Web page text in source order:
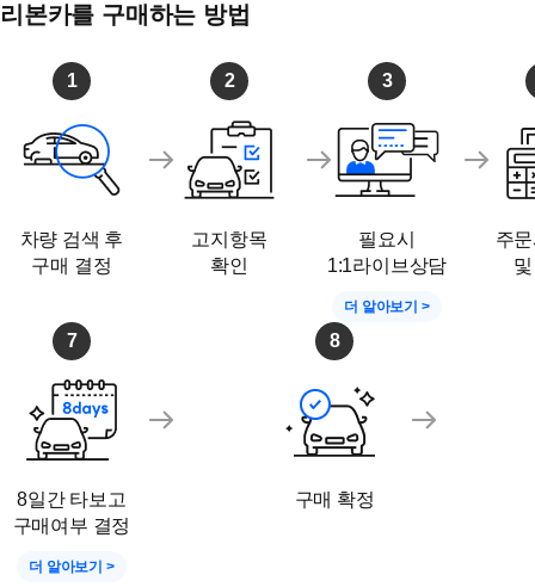
리본카 - 광주지점전시장
리본카를 구매하는 방법
1
차량 검색 후
구매 결정
2
고지항목
확인
3
필요시
1:1라이브상담
더 알아보기 >
주
7
8일간 타보고
구매여부 결정
더 알아보기 >
8
구매 확정